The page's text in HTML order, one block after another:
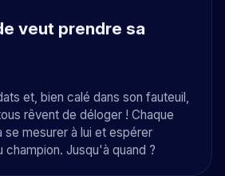
veut prendre sa
et, bien calé dans son fauteuil,
rêvent de déloger ! Chaque
se mesurer à lui et espérer
champion. Jusqu'à quand ?